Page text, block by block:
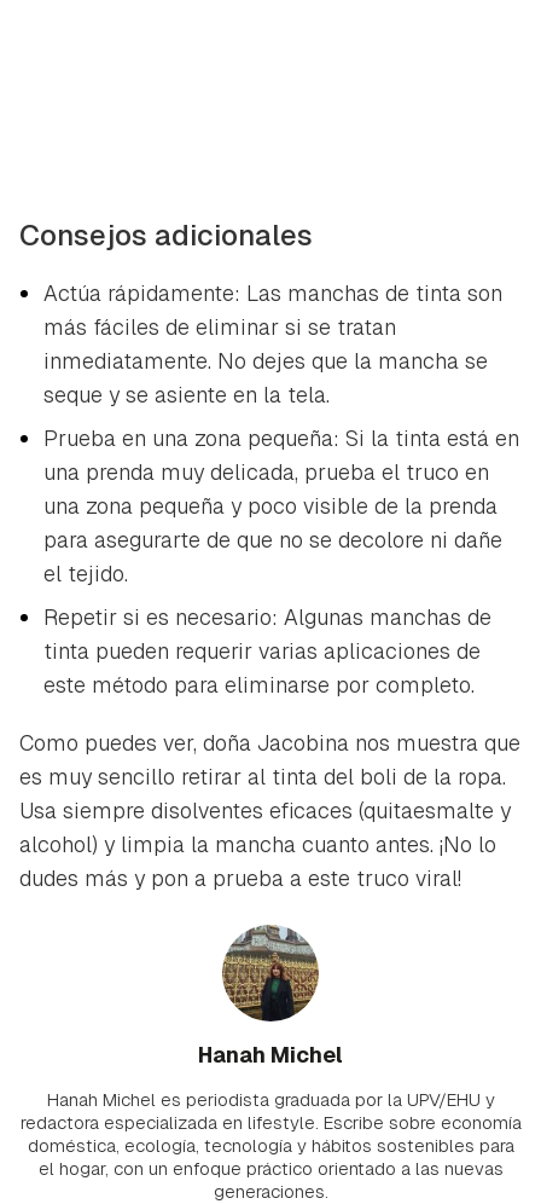
Consejos adicionales
Actúa rápidamente: Las manchas de tinta son
más fáciles de eliminar si se tratan
inmediatamente. No dejes que la mancha se
seque y se asiente en la tela.
Prueba en una zona pequeña: Si la tinta está en
una prenda muy delicada, prueba el truco en
una zona pequeña y poco visible de la prenda
para asegurarte de que no se decolore ni dañe
el tejido.
Repetir si es necesario: Algunas manchas de
tinta pueden requerir varias aplicaciones de
este método para eliminarse por completo.
Como puedes ver, doña Jacobina nos muestra que
es muy sencillo retirar al tinta del boli de la ropa.
Usa siempre disolventes eficaces (quitaesmalte y
alcohol) y limpia la mancha cuanto antes. ¡No lo
dudes más y pon a prueba a este truco viral!
Hanah Michel
Hanah Michel es periodista graduada por la UPV/EHU y
redactora especializada en lifestyle. Escribe sobre economía
doméstica, ecología, tecnología y hábitos sostenibles para
el hogar, con un enfoque práctico orientado a las nuevas
generaciones.